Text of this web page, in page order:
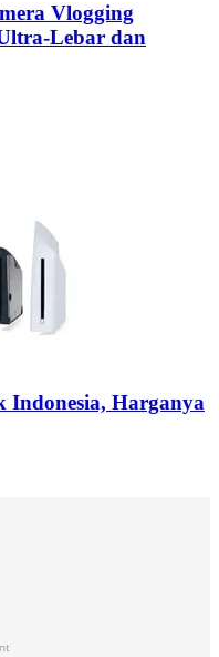
Vlogging
Lebar dan
Indonesia, Harganya